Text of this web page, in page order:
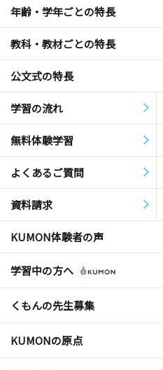
年齢・学年ごとの特長
教科・教材ごとの特長
公文式の特長
学習の流れ
無料体験学習
よくあるご質問
資料請求
KUMON体験者の声
学習中の方へ
くもんの先生募集
KUMONの原点